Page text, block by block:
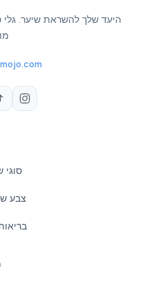
היעד שלך להשראת שיער. גלי
סוגי
צבע